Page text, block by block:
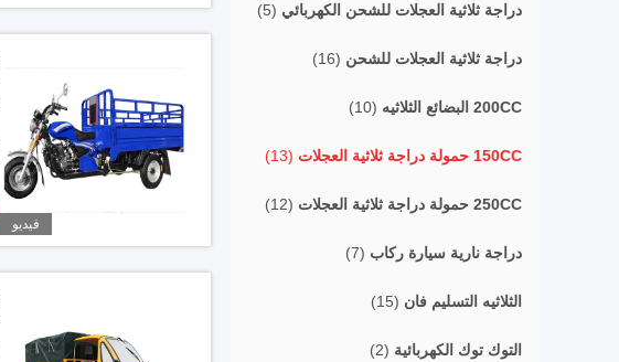
دراجة ثلاثية العجلات للشحن الكهربائي (5)
دراجة ثلاثية العجلات للشحن (16)
200CC البضائع الثلاثيه (10)
150CC حمولة دراجة ثلاثية العجلات (13)
250CC حمولة دراجة ثلاثية العجلات (12)
دراجة نارية سيارة ركاب (7)
الثلاثيه التسليم فان (15)
التوك توك الكهربائية (2)
فيديو